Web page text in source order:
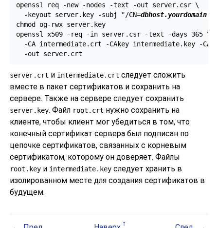
openssl req -new -nodes -text -out server.csr \
  -keyout server.key -subj "/CN=
chmod og-rwx server.key
openssl x509 -req -in server.csr -text -days 365 \
-CA intermediate.crt -CAkey intermediate.key -
  -out server.crt
server.crt и intermediate.crt следует сложить
вместе в пакет сертификатов и сохранить на
сервере. Также на сервере следует сохранить
server.key. Файл root.crt нужно сохранить на
клиенте, чтобы клиент мог убедиться в том, что
конечный сертификат сервера был подписан по
цепочке сертификатов, связанных с корневым
сертификатом, которому он доверяет. Файлы
root.key и intermediate.key следует хранить в
изолированном месте для создания сертификатов в
будущем.